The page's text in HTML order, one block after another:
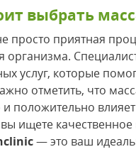
выбрать
просто приятная
организма.
услуг, которые
отметить, что
положительно
ищете
— это ваш